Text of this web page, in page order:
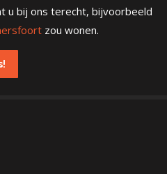
u bij ons terecht, bijvoorbeeld
zou wonen.